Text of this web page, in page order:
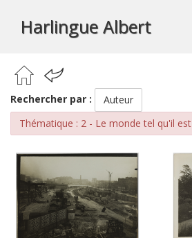
Harlingue Albert
Rechercher par :
Auteur
Thématique : 2 - Le monde tel qu'il est